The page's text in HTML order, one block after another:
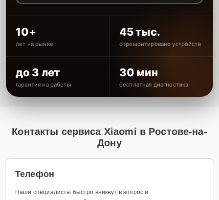
10+
лет на рынке
45 тыс.
отремонтировано устройств
до 3 лет
гарантия на работы
30 мин
бесплатная диагностика
Контакты сервиса Xiaomi в Ростове-на-
Дону
Телефон
Наши специалисты быстро вникнут в вопрос и